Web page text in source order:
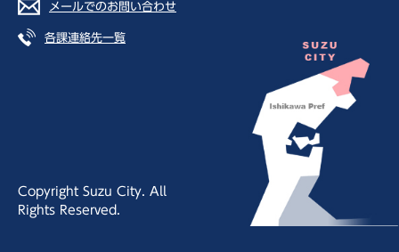
メールでのお問い合わせ
各課連絡先一覧
Copyright Suzu City. All
Rights Reserved.